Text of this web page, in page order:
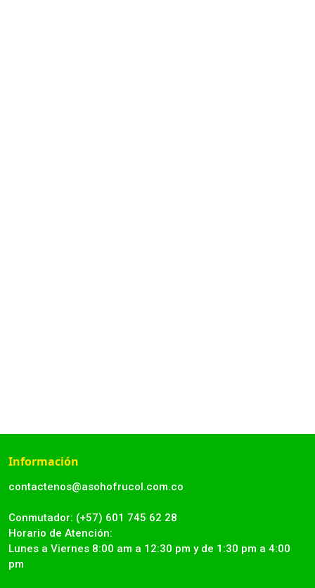
Información
contactenos@asohofrucol.com.co
Conmutador: (+57) 601 745 62 28
Horario de Atención:
Lunes a Viernes 8:00 am a 12:30 pm y de 1:30 pm a 4:00
pm